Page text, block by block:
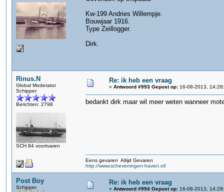
Kw-199 Andries Willempje.
Bouwjaar 1916.
Type Zeillogger.
Dirk.
Rinus.N
Global Moderator
Schipper
Berichten: 2798
SCH 84 voortvaren
Re: ik heb een vraag
« Antwoord #993 Gepost op: 16-08-2013,
bedankt dirk maar wil meer weten wanneer
Eens gevaren Altijd Gevaren
http://www.scheveningen-haven.nl/
Post Boy
Schipper
Re: ik heb een vraag
« Antwoord #994 Gepost op: 16-08-2013,